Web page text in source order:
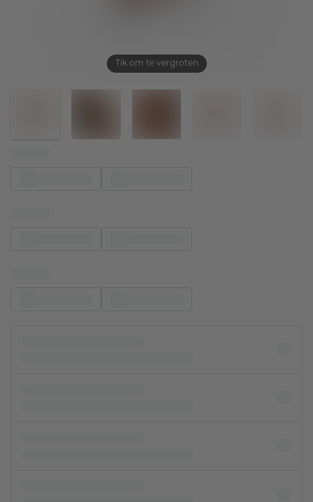
Tik om te vergroten